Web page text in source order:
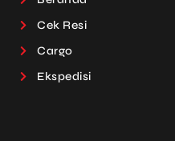
Cek Resi
Cargo
Ekspedisi